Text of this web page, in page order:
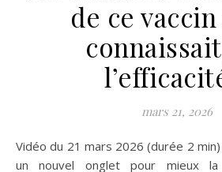
de ce
mars 21, 2026
Vidéo du 21 mars 2026 (durée 2 min) : Ouvrir la vidéo dans
un nouvel onglet pour mieux la